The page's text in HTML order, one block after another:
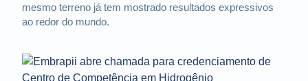
mesmo terreno já tem mostrado resultados expressivos
ao redor do mundo.